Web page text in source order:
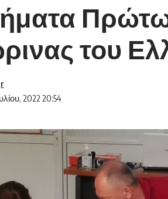
του
2022 20:54